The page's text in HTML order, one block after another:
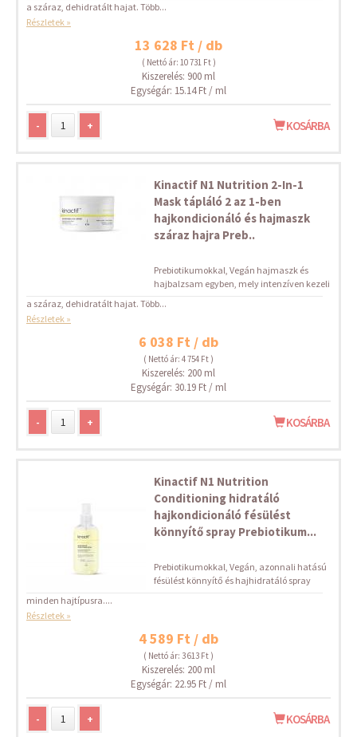
a száraz, dehidratált hajat. Több...
Részletek »
13 628 Ft / db
( Nettó ár: 10 731 Ft )
Kiszerelés: 900 ml
Egységár: 15.14 Ft / ml
- + KOSÁRBA
Kinactif N1 Nutrition 2-In-1
Mask tápláló 2 az 1-ben
hajkondicionáló és hajmaszk
száraz hajra Preb..
Prebiotikumokkal, Vegán hajmaszk és
hajbalzsam egyben, mely intenzíven kezeli
a száraz, dehidratált hajat. Több...
Részletek »
6 038 Ft / db
( Nettó ár: 4 754 Ft )
Kiszerelés: 200 ml
Egységár: 30.19 Ft / ml
- + KOSÁRBA
Kinactif N1 Nutrition
Conditioning hidratáló
hajkondicionáló fésülést
könnyítő spray Prebiotikum...
Prebiotikumokkal, Vegán, azonnali hatású
fésülést könnyítő és hajhidratáló spray
minden hajtípusra....
Részletek »
4 589 Ft / db
( Nettó ár: 3 613 Ft )
Kiszerelés: 200 ml
Egységár: 22.95 Ft / ml
- + KOSÁRBA